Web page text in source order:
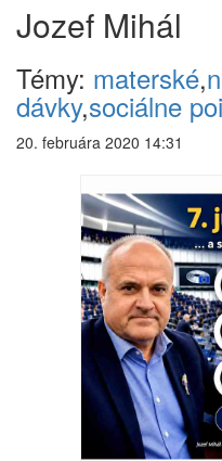
Jozef Mihál
Témy: materské,
dávky,sociálne
20. februára 2020 14:31